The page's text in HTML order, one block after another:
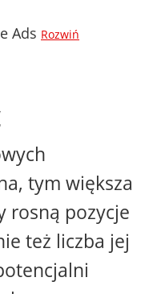
Ads Rozwiń
tym większa
rosną pozycje
też liczba jej